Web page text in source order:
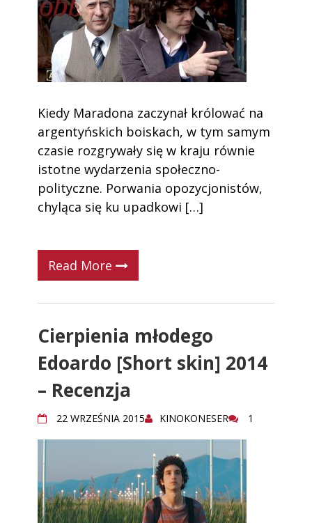
Kiedy Maradona zaczynał królować na
argentyńskich boiskach, w tym samym
czasie rozgrywały się w kraju równie
istotne wydarzenia społeczno-
polityczne. Porwania opozycjonistów,
chyląca się ku upadkowi […]
Read More
Cierpienia młodego
Edoardo [Short skin] 2014
– Recenzja
22 WRZEŚNIA 2015 KINOKONESER 1